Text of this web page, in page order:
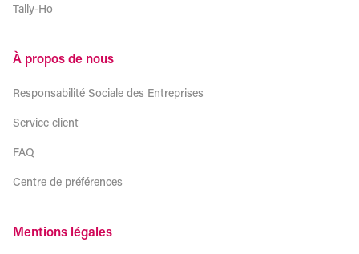
Tally-Ho
À propos de nous
Responsabilité Sociale des Entreprises
Service client
FAQ
Centre de préférences
Mentions légales